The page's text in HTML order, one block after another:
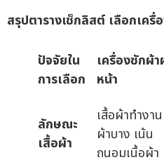
สรุปตารางเช็กลิสต์ เลือกเค
ปัจจัยใน
การเลือก
เครื่องซักผ้า
หน้า
ลักษณะ
เสื้อผ้า
เสื้อผ้าทำงาน
ผ้าบาง เน้น
ถนอมเนื้อผ้า